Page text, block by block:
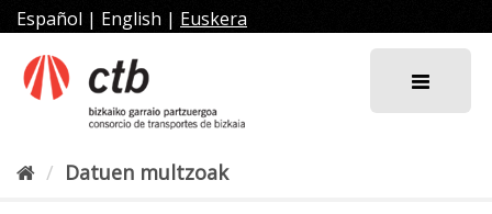
Joan
edukira
Español | English | Euskera
Datuen multzoak